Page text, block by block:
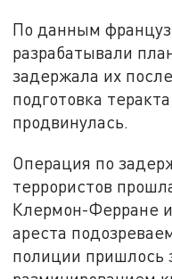
По данным
разрабатывали
задержала их
подготовка
продвинулась.
Операция по
террористов
Клермон-Ферране
ареста
полиции пришлось